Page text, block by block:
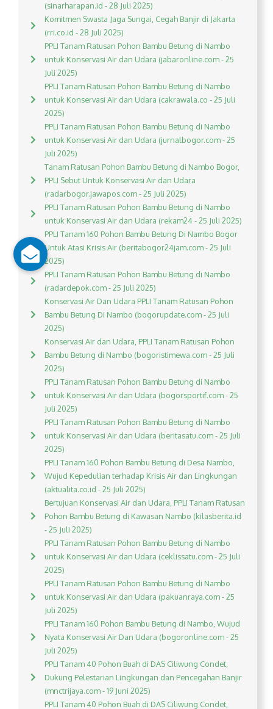
(sinarharapan.id - 28 Juli 2025)
Komitmen Swasta Jaga Sungai, Cegah Banjir di Jakarta
(rri.co.id - 28 Juli 2025)
PPLI Tanam Ratusan Pohon Bambu Betung di Nambo
untuk Konservasi Air dan Udara (jabaronline.com - 25
Juli 2025)
PPLI Tanam Ratusan Pohon Bambu Betung di Nambo
untuk Konservasi Air dan Udara (cakrawala.co - 25 Juli
2025)
PPLI Tanam Ratusan Pohon Bambu Betung di Nambo
untuk Konservasi Air dan Udara (jurnalbogor.com - 25
Juli 2025)
Tanam Ratusan Pohon Bambu Betung di Nambo Bogor,
PPLI Sebut Untuk Konservasi Air dan Udara
(radarbogor.jawapos.com - 25 Juli 2025)
PPLI Tanam Ratusan Pohon Bambu Betung di Nambo
untuk Konservasi Air dan Udara (rekam24 - 25 Juli 2025)
PPLI Tanam 160 Pohon Bambu Betung Di Nambo Bogor
Untuk Atasi Krisis Air (beritabogor24jam.com - 25 Juli
2025)
PPLI Tanam Ratusan Pohon Bambu Betung di Nambo
(radardepok.com - 25 Juli 2025)
Konservasi Air Dan Udara PPLI Tanam Ratusan Pohon
Bambu Betung Di Nambo (bogorupdate.com - 25 Juli
2025)
Konservasi Air dan Udara, PPLI Tanam Ratusan Pohon
Bambu Betung di Nambo (bogoristimewa.com - 25 Juli
2025)
PPLI Tanam Ratusan Pohon Bambu Betung di Nambo
untuk Konservasi Air dan Udara (bogorsportif.com - 25
Juli 2025)
PPLI Tanam Ratusan Pohon Bambu Betung di Nambo
untuk Konservasi Air dan Udara (beritasatu.com - 25 Juli
2025)
PPLI Tanam 160 Pohon Bambu Betung di Desa Nambo,
Wujud Kepedulian terhadap Krisis Air dan Lingkungan
(aktualita.co.id - 25 Juli 2025)
Bertujuan Konservasi Air dan Udara, PPLI Tanam Ratusan
Pohon Bambu Betung di Kawasan Nambo (kilasberita.id
- 25 Juli 2025)
PPLI Tanam Ratusan Pohon Bambu Betung di Nambo
untuk Konservasi Air dan Udara (ceklissatu.com - 25 Juli
2025)
PPLI Tanam Ratusan Pohon Bambu Betung di Nambo
untuk Konservasi Air dan Udara (pakuanraya.com - 25
Juli 2025)
PPLI Tanam 160 Pohon Bambu Betung di Nambo, Wujud
Nyata Konservasi Air Dan Udara (bogoronline.com - 25
Juli 2025)
PPLI Tanam 40 Pohon Buah di DAS Ciliwung Condet,
Dukung Pelestarian Lingkungan dan Pencegahan Banjir
(mnctrijaya.com - 19 Juni 2025)
PPLI Tanam 40 Pohon Buah di DAS Ciliwung Condet,